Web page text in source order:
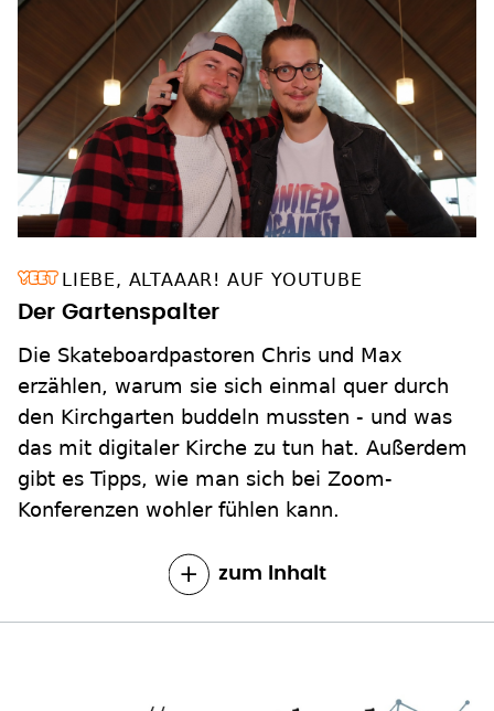
LIEBE, ALTAAAR! AUF YOUTUBE
Der Gartenspalter
Die Skateboardpastoren Chris und Max
erzählen, warum sie sich einmal quer durch
den Kirchgarten buddeln mussten - und was
das mit digitaler Kirche zu tun hat. Außerdem
gibt es Tipps, wie man sich bei Zoom-
Konferenzen wohler fühlen kann.
zum Inhalt